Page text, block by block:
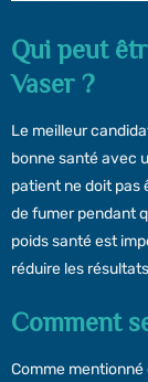
Qui peut
Vaser ?
Le meilleur
bonne santé avec
patient ne doit pas
de fumer pendant
poids santé est
réduire les
Comment
Comme